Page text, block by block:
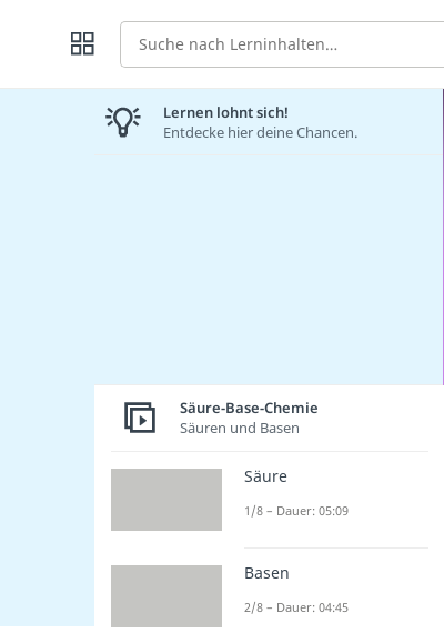
Suche
Lernen lohnt sich!
Entdecke hier deine Chancen.
Säure-Base-Chemie
Säuren und Basen
Säure
1/8 – Dauer: 05:09
Basen
2/8 – Dauer: 04:45